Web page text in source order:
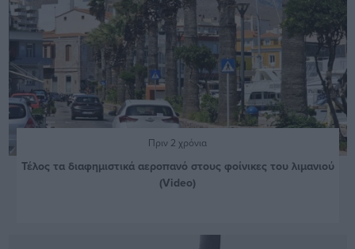
Πριν 2 χρόνια
Τέλος τα διαφημιστικά αεροπανό στους φοίνικες του λιμανιού
(Video)